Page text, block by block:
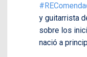
y guitarrista
sobre los
nació a